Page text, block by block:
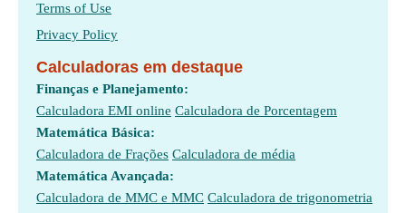
Terms of Use
Privacy Policy
Calculadoras em destaque
Finanças e Planejamento:
Calculadora EMI online Calculadora de Porcentagem
Matemática Básica:
Calculadora de Frações Calculadora de média
Matemática Avançada:
Calculadora de MMC e MMC Calculadora de trigonometria